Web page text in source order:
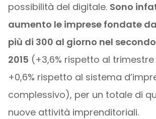
possibilità del digitale. Sono
aumento le imprese fondate
più di 300 al giorno nel
2015 (+3,6% rispetto al
+0,6% rispetto al sistema
complessivo), per un totale di
nuove attività imprenditoriali.